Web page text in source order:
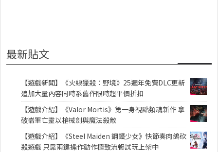
最新貼文
【遊戲新聞】《火線獵殺：野境》25週年免費DLC更新
追加大量內容同時系舊作限時超平價折扣
【遊戲介紹】《Valor Mortis》第一身視點類魂新作 拿
破崙軍亡靈以槍械劍與魔法殺敵
【遊戲介紹】《Steel Maiden 鋼鐵少女》快節奏肉鴿砍
殺遊戲 只靠兩鍵操作動作極致流暢試玩上架中